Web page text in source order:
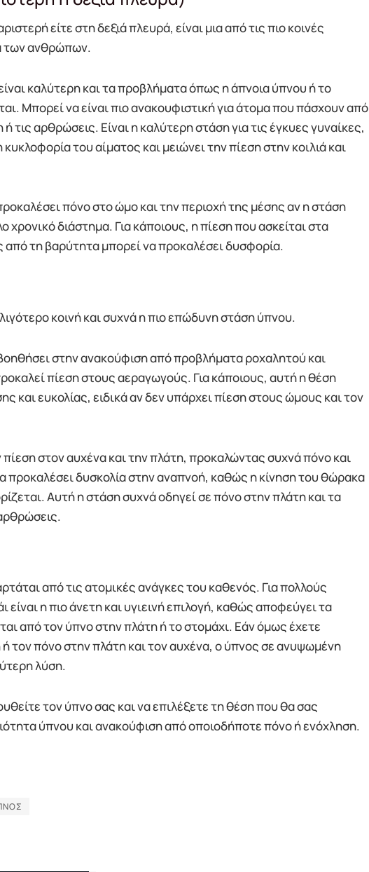
είτε στη δεξιά πλευρά, είναι μια από τις πιο κοινές
των ανθρώπων.
καλύτερη και τα προβλήματα όπως η άπνοια ύπνου ή το
Μπορεί να είναι πιο ανακουφιστική για άτομα που πάσχουν από
τις αρθρώσεις. Είναι η καλύτερη στάση για τις έγκυες γυναίκες,
του αίματος και μειώνει την πίεση στην κοιλιά και
πόνο στο ώμο και την περιοχή της μέσης αν η στάση
χρονικό διάστημα. Για κάποιους, η πίεση που ασκείται στα
τη βαρύτητα μπορεί να προκαλέσει δυσφορία.
κοινή και συχνά η πιο επώδυνη στάση ύπνου.
στην ανακούφιση από προβλήματα ροχαλητού και
πίεση στους αεραγωγούς. Για κάποιους, αυτή η θέση
και ευκολίας, ειδικά αν δεν υπάρχει πίεση στους ώμους και τον
πίεση στον αυχένα και την πλάτη, προκαλώντας συχνά πόνο και
προκαλέσει δυσκολία στην αναπνοή, καθώς η κίνηση του θώρακα
Αυτή η στάση συχνά οδηγεί σε πόνο στην πλάτη και τα
από τις ατομικές ανάγκες του καθενός. Για πολλούς
η πιο άνετη και υγιεινή επιλογή, καθώς αποφεύγει τα
από τον ύπνο στην πλάτη ή το στομάχι. Εάν όμως έχετε
τον πόνο στην πλάτη και τον αυχένα, ο ύπνος σε ανυψωμένη
λύση.
τον ύπνο σας και να επιλέξετε τη θέση που θα σας
ύπνου και ανακούφιση από οποιοδήποτε πόνο ή ενόχληση.